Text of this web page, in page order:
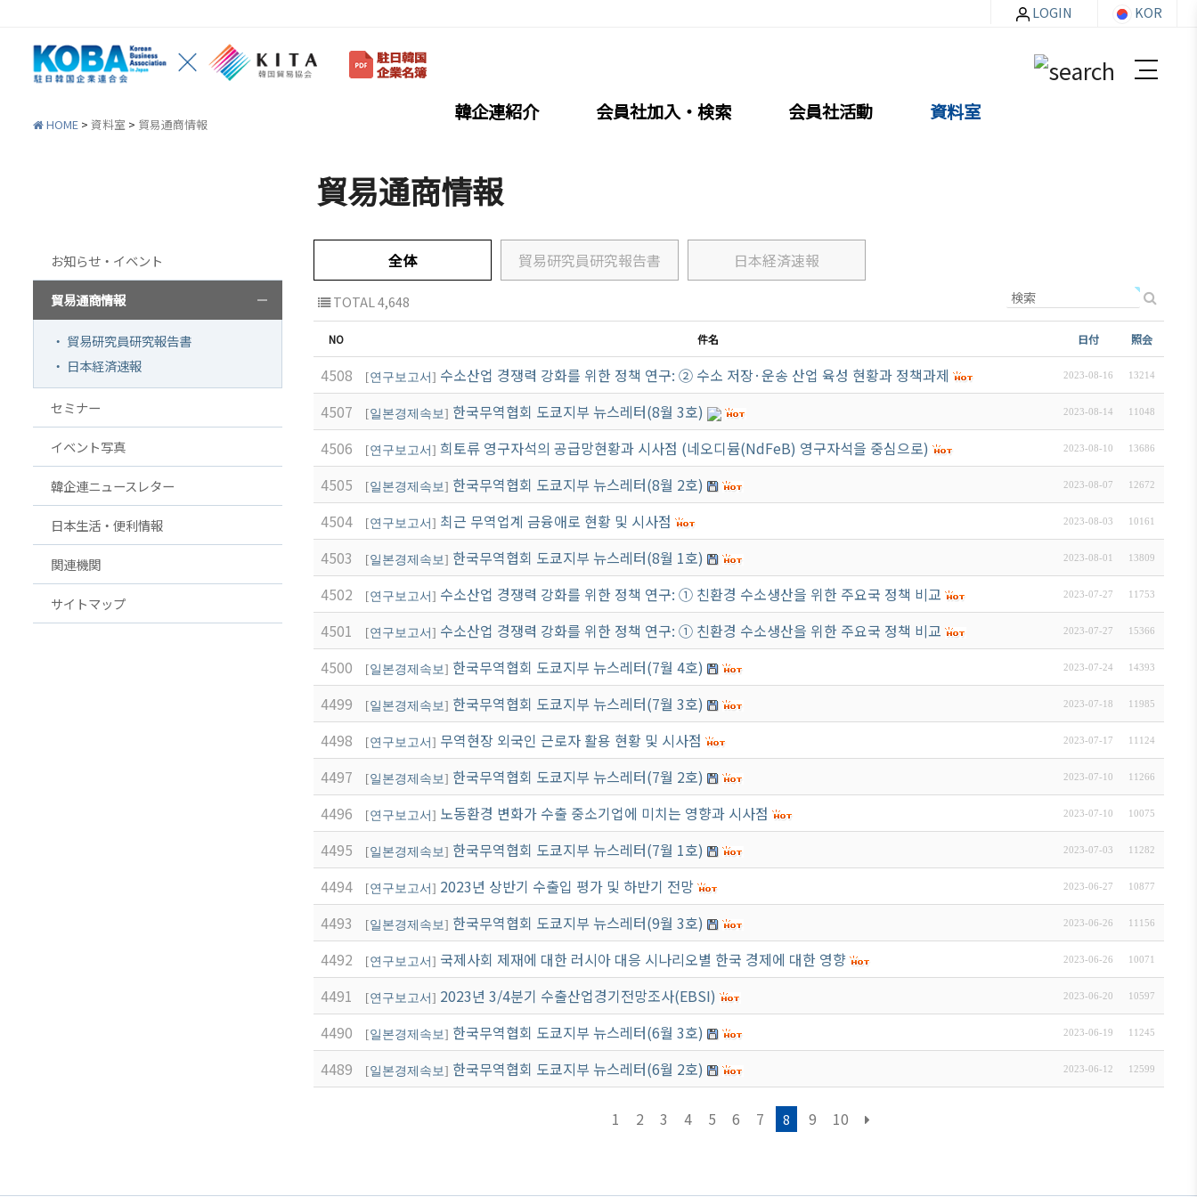
ご挨拶
設立目的/沿革
定款
組織図
韓国貿易協会 東京支部
ウェブアクセシビリティ方針
会員社加入・検索
韓企連会員加入
会員権利·義務·特典
会員社検索/リスト
会員社総覧
法律相談
FAQ
お問い合わせ
分科委員会
会員社動靜
会員社からのお知らせ
会員社インタビュー/寄稿
セミナー
イベント写真
韓企連ニュースレター
関連機関
KOR
LOGIN
韓企連紹介 会員社加入・検索 会員社活動 資料室
HOME > 資料室 > 貿易通商情報
お知らせ・イベント
貿易通商情報
・ 貿易研究員研究報告書
・ 日本経済速報
セミナー
イベント写真
韓企連ニュースレター
日本生活・便利情報
関連機関
サイトマップ
貿易通商情報
全体 貿易研究員研究報告書 日本経済速報
TOTAL 4,648
NO 件名 日付 照会
4508 [연구보고서] 수소산업 경쟁력 강화를 위한 정책 연구: ② 수소 저장·운송 산업 육성 현황과 정책과제 2023-08-16 13214
4507 [일본경제속보] 한국무역협회 도쿄지부 뉴스레터(8월 3호) 2023-08-14 11048
4506 [연구보고서] 희토류 영구자석의 공급망현황과 시사점 (네오디뮴(NdFeB) 영구자석을 중심으로) 2023-08-10 13686
4505 [일본경제속보] 한국무역협회 도쿄지부 뉴스레터(8월 2호) 2023-08-07 12672
4504 [연구보고서] 최근 무역업계 금융애로 현황 및 시사점 2023-08-03 10161
4503 [일본경제속보] 한국무역협회 도쿄지부 뉴스레터(8월 1호) 2023-08-01 13809
4502 [연구보고서] 수소산업 경쟁력 강화를 위한 정책 연구: ① 친환경 수소생산을 위한 주요국 정책 비교 2023-07-27 11753
4501 [연구보고서] 수소산업 경쟁력 강화를 위한 정책 연구: ① 친환경 수소생산을 위한 주요국 정책 비교 2023-07-27 15366
4500 [일본경제속보] 한국무역협회 도쿄지부 뉴스레터(7월 4호) 2023-07-24 14393
4499 [일본경제속보] 한국무역협회 도쿄지부 뉴스레터(7월 3호) 2023-07-18 11985
4498 [연구보고서] 무역현장 외국인 근로자 활용 현황 및 시사점 2023-07-17 11124
4497 [일본경제속보] 한국무역협회 도쿄지부 뉴스레터(7월 2호) 2023-07-10 11266
4496 [연구보고서] 노동환경 변화가 수출 중소기업에 미치는 영향과 시사점 2023-07-10 10075
4495 [일본경제속보] 한국무역협회 도쿄지부 뉴스레터(7월 1호) 2023-07-03 11282
4494 [연구보고서] 2023년 상반기 수출입 평가 및 하반기 전망 2023-06-27 10877
4493 [일본경제속보] 한국무역협회 도쿄지부 뉴스레터(9월 3호) 2023-06-26 11156
4492 [연구보고서] 국제사회 제재에 대한 러시아 대응 시나리오별 한국 경제에 대한 영향 2023-06-26 10071
4491 [연구보고서] 2023년 3/4분기 수출산업경기전망조사(EBSI) 2023-06-20 10597
4490 [일본경제속보] 한국무역협회 도쿄지부 뉴스레터(6월 3호) 2023-06-19 11245
4489 [일본경제속보] 한국무역협회 도쿄지부 뉴스레터(6월 2호) 2023-06-12 12599
1 2 3 4 5 6 7 8 9 10